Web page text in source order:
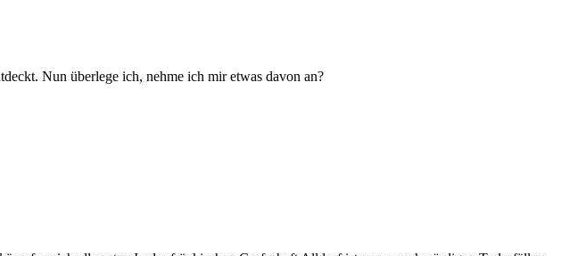
Nun überlege ich, nehme ich mir etwas davon an?